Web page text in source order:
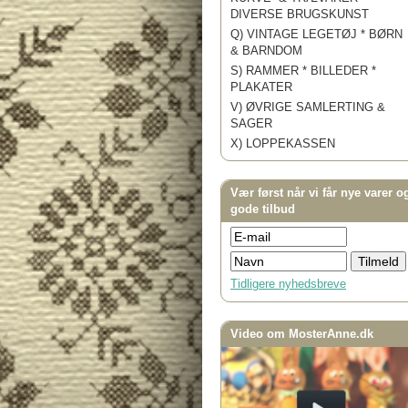
DIVERSE BRUGSKUNST
Q) VINTAGE LEGETØJ * BØRN
& BARNDOM
S) RAMMER * BILLEDER *
PLAKATER
V) ØVRIGE SAMLERTING &
SAGER
X) LOPPEKASSEN
Vær først når vi får nye varer
gode tilbud
Tidligere nyhedsbreve
Video om MosterAnne.dk